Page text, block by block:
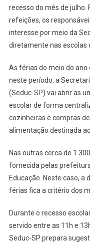
recesso do mês de julho.
refeições, os
interesse por meio da
diretamente nas escolas
As férias do meio do ano
neste período, a
(Seduc-SP) vai abrir as
escolar de forma
cozinheiras e compras
alimentação destinada
Nas outras cerca de
fornecida pelas
Educação. Neste caso,
férias fica a critério dos
Durante o recesso
servido entre as 11h e
Seduc-SP prepara